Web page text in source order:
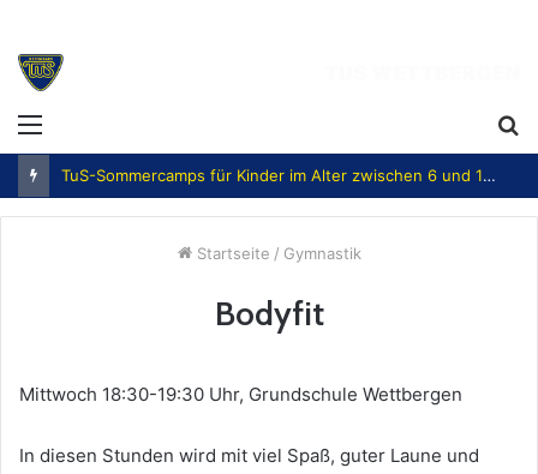
Menü
TuS-Sommercamps für Kinder im Alter zwischen 6 und 12 Jahren
Startseite / Gymnastik
Bodyfit
Mittwoch 18:30-19:30 Uhr, Grundschule Wettbergen
In diesen Stunden wird mit viel Spaß, guter Laune und